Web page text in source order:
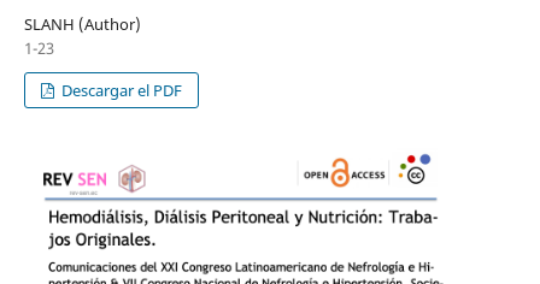
SLANH (Author)
1-23
Descargar el PDF